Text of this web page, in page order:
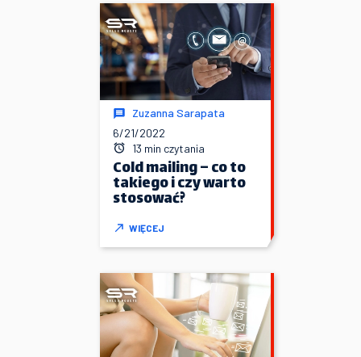
Zuzanna Sarapata
6/21/2022
13 min czytania
Cold mailing – co to
takiego i czy warto
stosować?
WIĘCEJ